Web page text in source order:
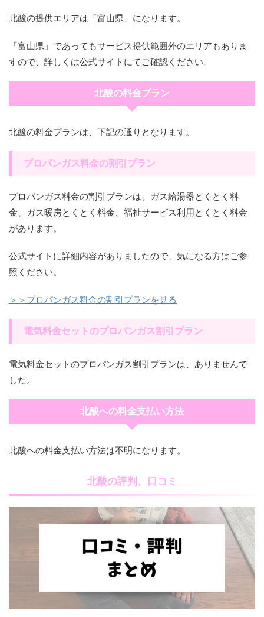
北酸の提供エリアは「富山県」になります。
「富山県」であってもサービス提供範囲外のエリアもありま
すので、詳しくは公式サイトにてご確認ください。
北酸の料金プラン
北酸の料金プランは、下記の通りとなります。
プロパンガス料金の割引プラン
プロパンガス料金の割引プランは、ガス給湯器とくとく料
金、ガス暖房とくとく料金、福祉サービス利用とくとく料金
があります。
公式サイトに詳細内容がありましたので、気になる方はご参
照ください。
＞＞プロパンガス料金の割引プランを見る
電気料金セットのプロパンガス割引プラン
電気料金セットのプロパンガス割引プランは、ありませんで
した。
北酸への料金支払い方法
北酸への料金支払い方法は不明になります。
北酸の評判、口コミ